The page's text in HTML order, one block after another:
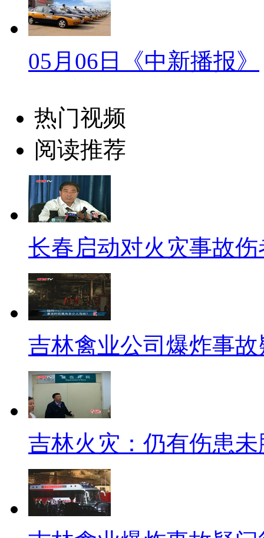
一位委员捐赠。周筱赟认为，
的，受红会审批，实际是社监委
【解说】对此，王永回应，
会监督委员会委员 王永
社会监督委员会也非常明确
务，不从红会领取任何的报酬
【同期】网络爆料人 周筱赟
我真的不知道这是一种什么
在独立监督，这可能吗？还有
界通用的惯例？所以才要强调什
【解说】网友认为，社监委
的收入，不需要其他经费。
【解说】周筱赟认为，在现
委是无法做到独立监督的。按照
审计，红会完全可以委托。而
构，这怎么样做到独立监督呢。
标题：社监委无法脱离红会
【解说】除了资金问题，周筱
05月06日《中新播报》
热门视频
阅读推荐
长春启动对火灾事故
吉林禽业公司爆炸事
吉林火灾：仍有伤患